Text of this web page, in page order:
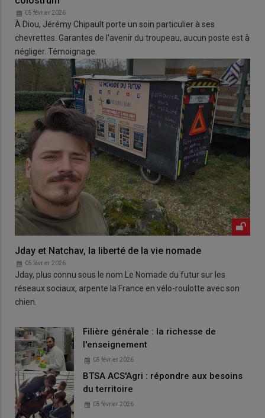
05 février 2026
À Diou, Jérémy Chipault porte un soin particulier à ses
chevrettes. Garantes de l'avenir du troupeau, aucun poste est à
négliger. Témoignage.
Jday et Natchav, la liberté de la vie nomade
05 février 2026
Jday, plus connu sous le nom Le Nomade du futur sur les
réseaux sociaux, arpente la France en vélo-roulotte avec son
chien.
Filière générale : la richesse de
l'enseignement
05 février 2026
BTSA ACS'Agri : répondre aux besoins
du territoire
05 février 2026